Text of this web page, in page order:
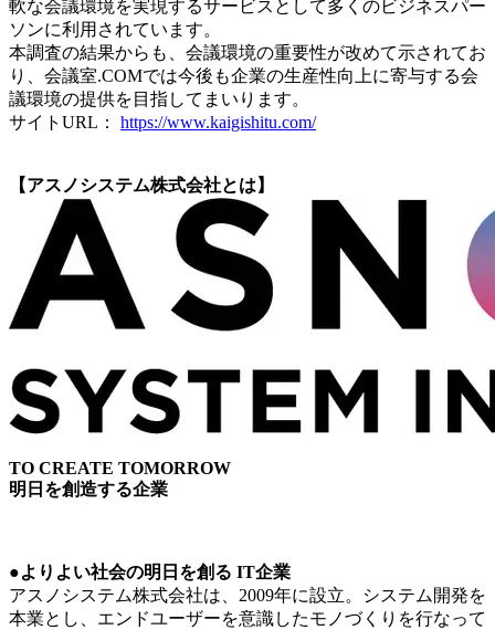
軟な会議環境を実現するサービスとして多くのビジネスパー
ソンに利用されています。
本調査の結果からも、会議環境の重要性が改めて示されてお
り、会議室.COMでは今後も企業の生産性向上に寄与する会
議環境の提供を目指してまいります。
サイトURL： https://www.kaigishitu.com/
【アスノシステム株式会社とは】
TO CREATE TOMORROW
明日を創造する企業
●よりよい社会の明日を創る IT企業
アスノシステム株式会社は、2009年に設立。システム開発を
本業とし、エンドユーザーを意識したモノづくりを行なって